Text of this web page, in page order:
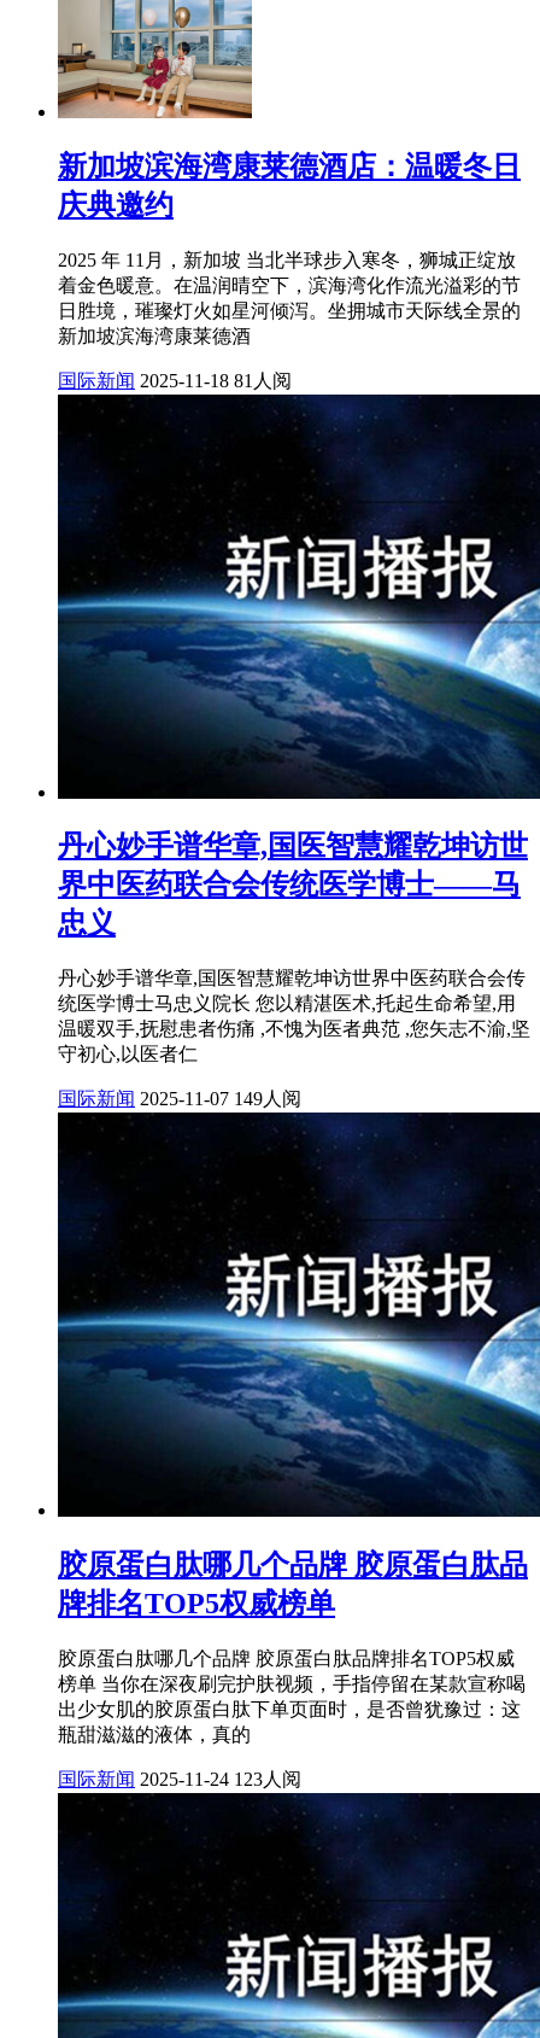
新加坡滨海湾康莱德酒店：温暖冬日
庆典邀约
2025 年 11月，新加坡 当北半球步入寒冬，狮城正绽放
着金色暖意。在温润晴空下，滨海湾化作流光溢彩的节
日胜境，璀璨灯火如星河倾泻。坐拥城市天际线全景的
新加坡滨海湾康莱德酒
国际新闻 2025-11-18 81人阅
丹心妙手谱华章,国医智慧耀乾坤访世
界中医药联合会传统医学博士——马
忠义
丹心妙手谱华章,国医智慧耀乾坤访世界中医药联合会传
统医学博士马忠义院长 您以精湛医术,托起生命希望,用
温暖双手,抚慰患者伤痛 ,不愧为医者典范 ,您矢志不渝,坚
守初心,以医者仁
国际新闻 2025-11-07 149人阅
胶原蛋白肽哪几个品牌 胶原蛋白肽品
牌排名TOP5权威榜单
胶原蛋白肽哪几个品牌 胶原蛋白肽品牌排名TOP5权威
榜单 当你在深夜刷完护肤视频，手指停留在某款宣称喝
出少女肌的胶原蛋白肽下单页面时，是否曾犹豫过：这
瓶甜滋滋的液体，真的
国际新闻 2025-11-24 123人阅